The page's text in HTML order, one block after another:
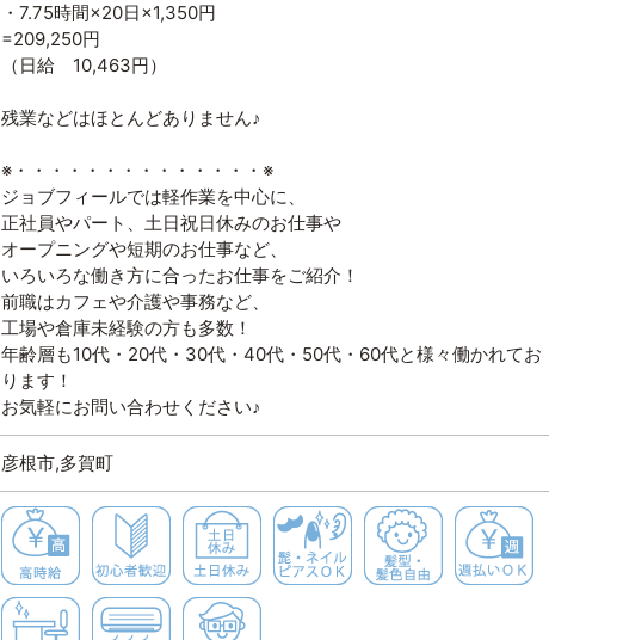
・7.75時間×20日×1,350円
=209,250円
（日給 10,463円）
残業などはほとんどありません♪
※・・・・・・・・・・・・・・※
ジョブフィールでは軽作業を中心に、
正社員やパート、土日祝日休みのお仕事や
オープニングや短期のお仕事など、
いろいろな働き方に合ったお仕事をご紹介！
前職はカフェや介護や事務など、
工場や倉庫未経験の方も多数！
年齢層も10代・20代・30代・40代・50代・60代と様々働かれてお
ります！
お気軽にお問い合わせください♪
彦根市,多賀町
高時給 初心者歓迎土日休み 髭・ネイル・ピアスＯＫ
髪色自由
キレイな職場空調完備